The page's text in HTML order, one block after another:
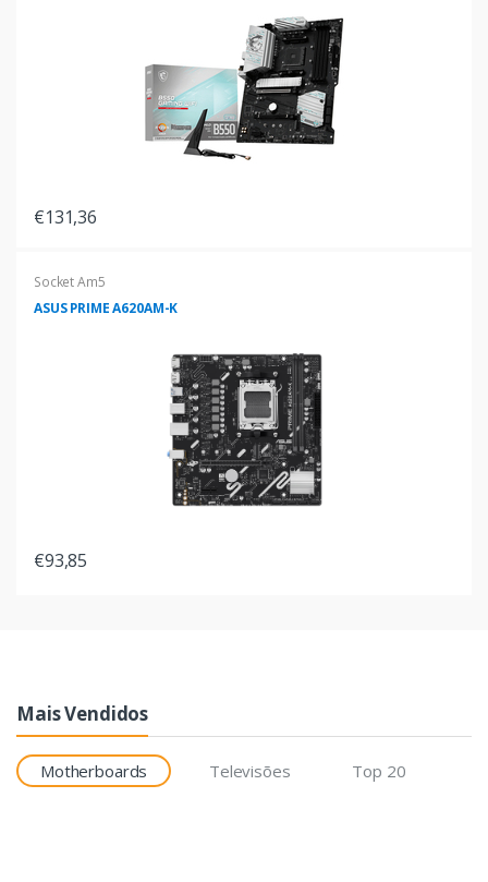
€131,36
Socket Am5
ASUS PRIME A620AM-K
€93,85
Mais Vendidos
Motherboards Televisões Top 20